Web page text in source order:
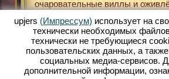
очаровательные виллы и
окунуться в мир XIX века. В
оформленном сеттинге Вы
собственную экономическую
роль при этом играет игра
Таким образом в своей вилле
активировать расширения для
upjers (Импрессум) использует на
технически необходимых
технически не требующиеся
пользовательских данных, а
социальных медиа-сервисов.
дополнительной информации,